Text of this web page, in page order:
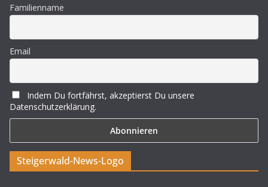
Familienname
Email
Indem Du fortfährst, akzeptierst Du unsere
Datenschutzerklärung.
Steigerwald-News-Logo